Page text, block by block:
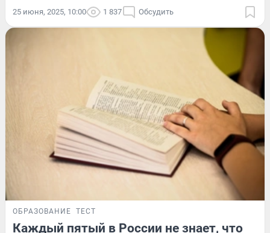
25 июня, 2025, 10:00 1 837 Обсудить
ОБРАЗОВАНИЕ ТЕСТ
Каждый пятый в России не знает, что